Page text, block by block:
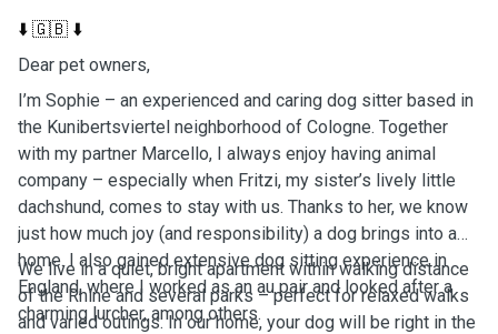
⬇️ 🇬🇧 ⬇️
Dear pet owners,
I’m Sophie – an experienced and caring dog sitter based in
the Kunibertsviertel neighborhood of Cologne. Together
with my partner Marcello, I always enjoy having animal
company – especially when Fritzi, my sister’s lively little
dachshund, comes to stay with us. Thanks to her, we know
just how much joy (and responsibility) a dog brings into a
home. I also gained extensive dog sitting experience in
England, where I worked as an au pair and looked after a
charming lurcher, among others.
We live in a quiet, bright apartment within walking distance
of the Rhine and several parks – perfect for relaxed walks
and varied outings. In our home, your dog will be right in the